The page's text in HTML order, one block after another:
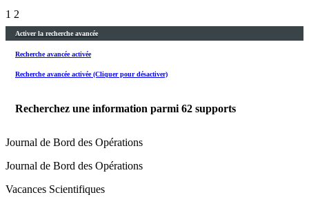
1 2
Activer la recherche avancée
Recherche avancée activée
Recherche avancée activée (Cliquer pour désactiver)
Recherchez une information parmi 62 supports
Journal de Bord des Opérations
Journal de Bord des Opérations
Vacances Scientifiques